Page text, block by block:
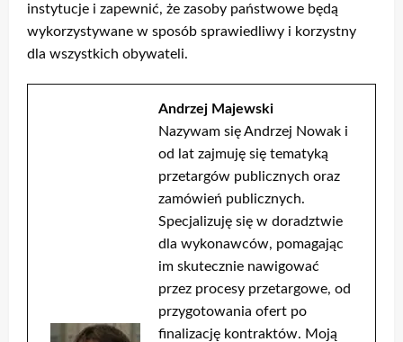
instytucje i zapewnić, że zasoby państwowe będą
wykorzystywane w sposób sprawiedliwy i korzystny
dla wszystkich obywateli.
Andrzej Majewski
Nazywam się Andrzej Nowak i
od lat zajmuję się tematyką
przetargów publicznych oraz
zamówień publicznych.
Specjalizuję się w doradztwie
dla wykonawców, pomagając
im skutecznie nawigować
przez procesy przetargowe, od
przygotowania ofert po
finalizację kontraktów. Moją